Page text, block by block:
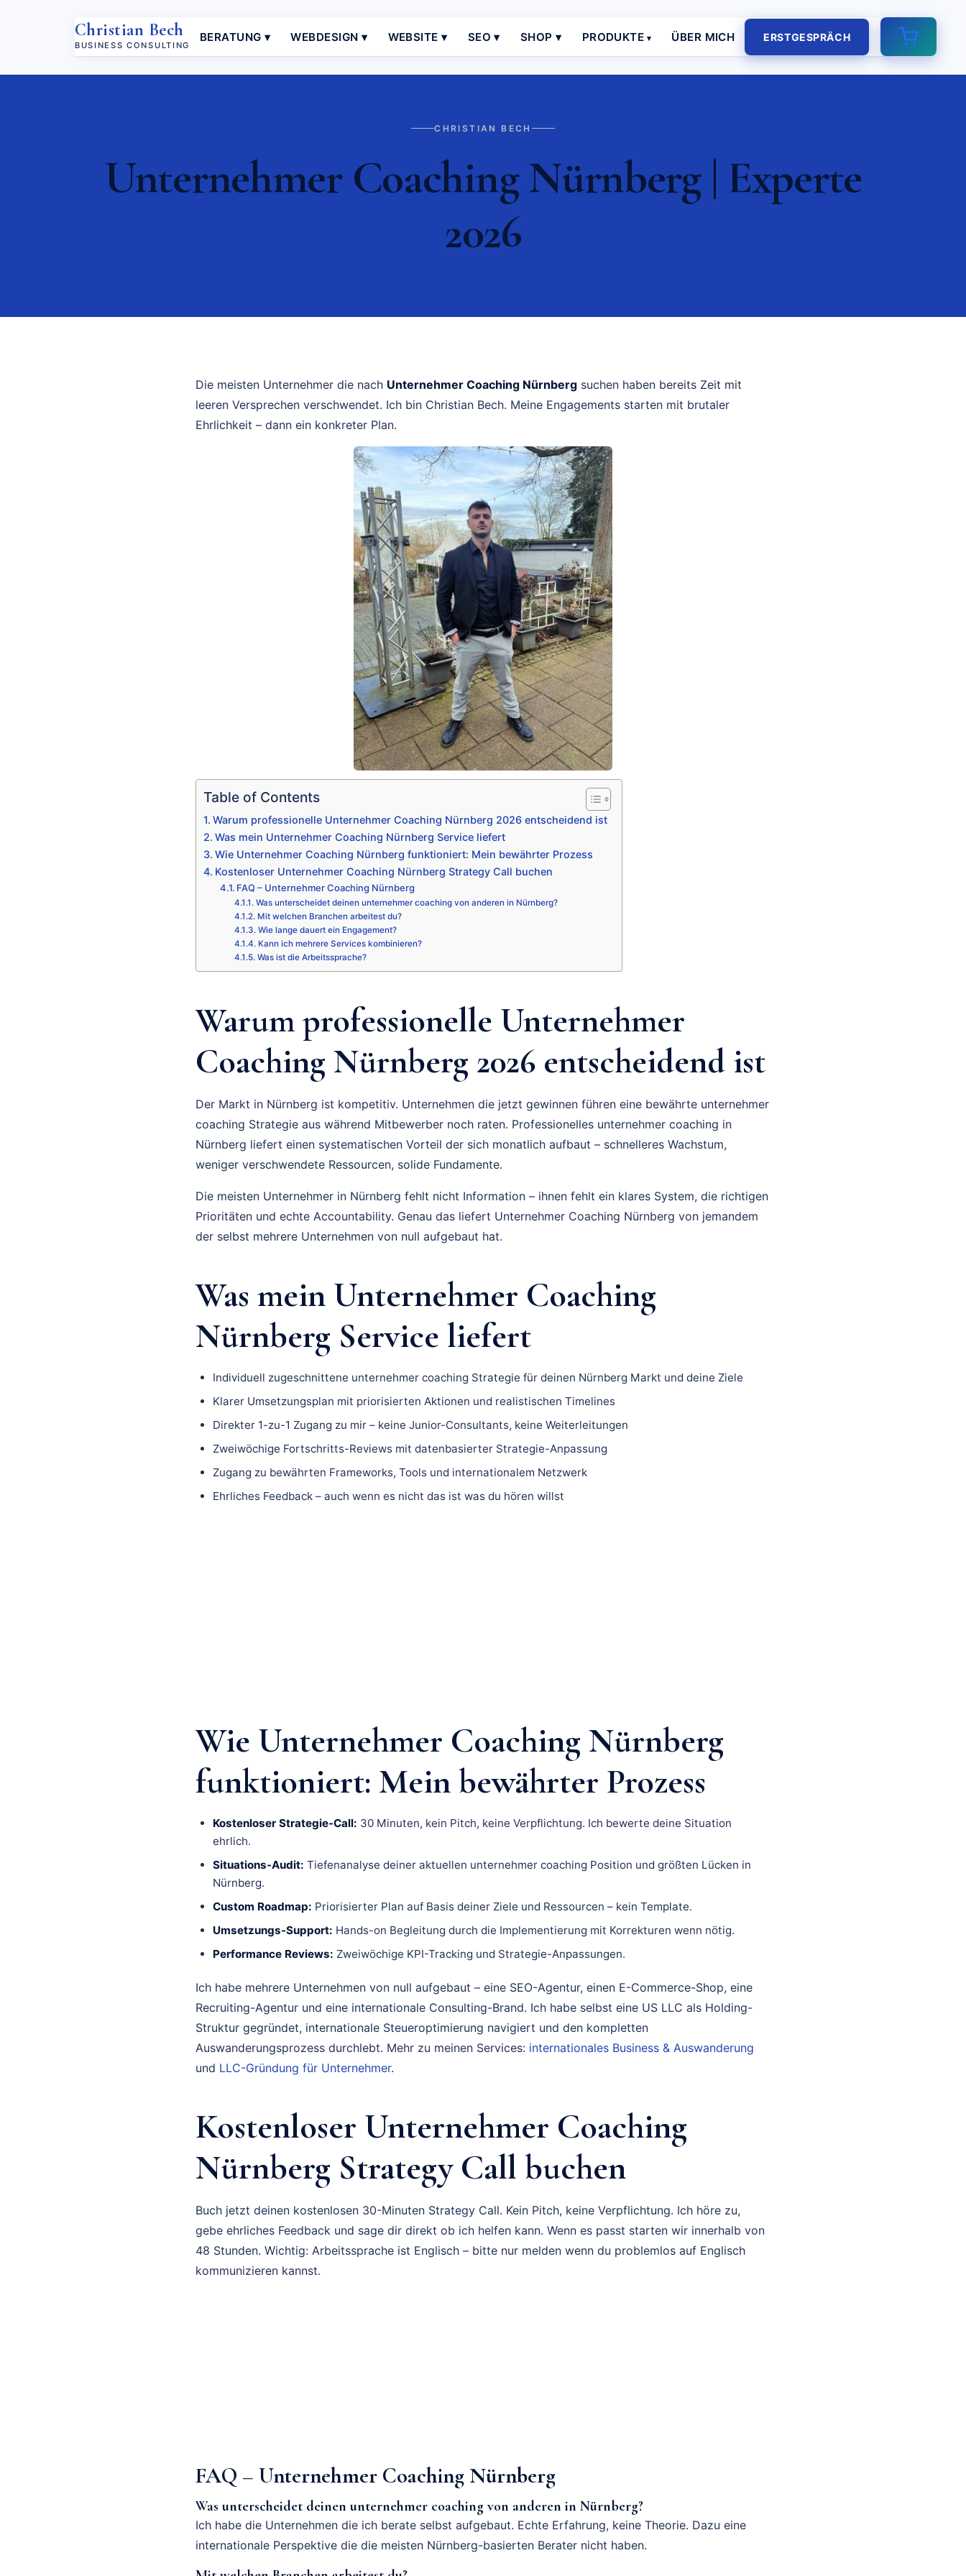
Christian Bech
BUSINESS CONSULTING
BERATUNG ▾ WEBDESIGN ▾ WEBSITE ▾ SEO ▾ SHOP ▾ PRODUKTE ÜBER MICH ERSTGESPRÄCH
CHRISTIAN BECH
Unternehmer Coaching Nürnberg | Experte
2026
Die meisten Unternehmer die nach Unternehmer Coaching Nürnberg suchen haben bereits Zeit mit
leeren Versprechen verschwendet. Ich bin Christian Bech. Meine Engagements starten mit brutaler
Ehrlichkeit – dann ein konkreter Plan.
Table of Contents
Warum professionelle Unternehmer Coaching Nürnberg 2026 entscheidend ist
Was mein Unternehmer Coaching Nürnberg Service liefert
Wie Unternehmer Coaching Nürnberg funktioniert: Mein bewährter Prozess
Kostenloser Unternehmer Coaching Nürnberg Strategy Call buchen
FAQ – Unternehmer Coaching Nürnberg
Was unterscheidet deinen unternehmer coaching von anderen in Nürnberg?
Mit welchen Branchen arbeitest du?
Wie lange dauert ein Engagement?
Kann ich mehrere Services kombinieren?
Was ist die Arbeitssprache?
Warum professionelle Unternehmer
Coaching Nürnberg 2026 entscheidend ist
Der Markt in Nürnberg ist kompetitiv. Unternehmen die jetzt gewinnen führen eine bewährte unternehmer
coaching Strategie aus während Mitbewerber noch raten. Professionelles unternehmer coaching in
Nürnberg liefert einen systematischen Vorteil der sich monatlich aufbaut – schnelleres Wachstum,
weniger verschwendete Ressourcen, solide Fundamente.
Die meisten Unternehmer in Nürnberg fehlt nicht Information – ihnen fehlt ein klares System, die richtigen
Prioritäten und echte Accountability. Genau das liefert Unternehmer Coaching Nürnberg von jemandem
der selbst mehrere Unternehmen von null aufgebaut hat.
Was mein Unternehmer Coaching
Nürnberg Service liefert
Individuell zugeschnittene unternehmer coaching Strategie für deinen Nürnberg Markt und deine Ziele
Klarer Umsetzungsplan mit priorisierten Aktionen und realistischen Timelines
Direkter 1-zu-1 Zugang zu mir – keine Junior-Consultants, keine Weiterleitungen
Zweiwöchige Fortschritts-Reviews mit datenbasierter Strategie-Anpassung
Zugang zu bewährten Frameworks, Tools und internationalem Netzwerk
Ehrliches Feedback – auch wenn es nicht das ist was du hören willst
Wie Unternehmer Coaching Nürnberg
funktioniert: Mein bewährter Prozess
Kostenloser Strategie-Call: 30 Minuten, kein Pitch, keine Verpflichtung. Ich bewerte deine Situation
ehrlich.
Situations-Audit: Tiefenanalyse deiner aktuellen unternehmer coaching Position und größten Lücken in
Nürnberg.
Custom Roadmap: Priorisierter Plan auf Basis deiner Ziele und Ressourcen – kein Template.
Umsetzungs-Support: Hands-on Begleitung durch die Implementierung mit Korrekturen wenn nötig.
Performance Reviews: Zweiwöchige KPI-Tracking und Strategie-Anpassungen.
Ich habe mehrere Unternehmen von null aufgebaut – eine SEO-Agentur, einen E-Commerce-Shop, eine
Recruiting-Agentur und eine internationale Consulting-Brand. Ich habe selbst eine US LLC als Holding-
Struktur gegründet, internationale Steueroptimierung navigiert und den kompletten
Auswanderungsprozess durchlebt. Mehr zu meinen Services: internationales Business & Auswanderung
und LLC-Gründung für Unternehmer.
Kostenloser Unternehmer Coaching
Nürnberg Strategy Call buchen
Buch jetzt deinen kostenlosen 30-Minuten Strategy Call. Kein Pitch, keine Verpflichtung. Ich höre zu,
gebe ehrliches Feedback und sage dir direkt ob ich helfen kann. Wenn es passt starten wir innerhalb von
48 Stunden. Wichtig: Arbeitssprache ist Englisch – bitte nur melden wenn du problemlos auf Englisch
kommunizieren kannst.
FAQ – Unternehmer Coaching Nürnberg
Was unterscheidet deinen unternehmer coaching von anderen in Nürnberg?
Ich habe die Unternehmen die ich berate selbst aufgebaut. Echte Erfahrung, keine Theorie. Dazu eine
internationale Perspektive die die meisten Nürnberg-basierten Berater nicht haben.